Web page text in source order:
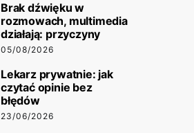
Brak dźwięku w
rozmowach, multimedia
działają: przyczyny
05/08/2026
Lekarz prywatnie: jak
czytać opinie bez
błędów
23/06/2026